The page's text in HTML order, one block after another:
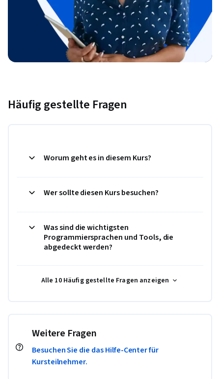
Häufig gestellte Fragen
Worum geht es in diesem Kurs?
Wer sollte diesen Kurs besuchen?
Was sind die wichtigsten
Programmiersprachen und Tools, die
abgedeckt werden?
Alle 10 Häufig gestellte Fragen anzeigen
Weitere Fragen
Besuchen Sie die das Hilfe-Center für
Kursteilnehmer.